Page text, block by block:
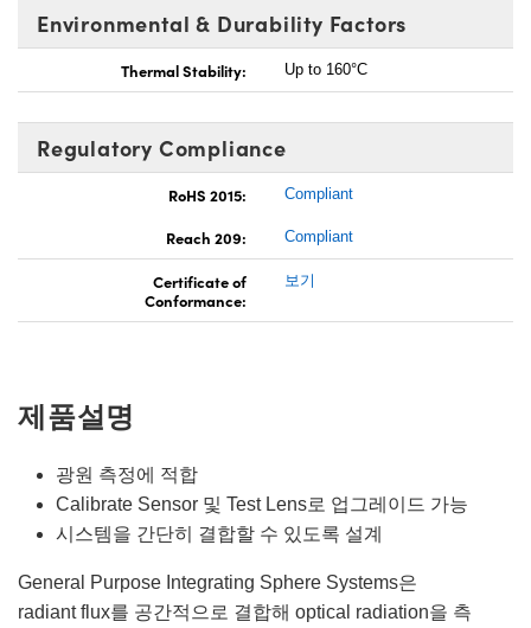
Environmental & Durability Factors
Thermal Stability: Up to 160°C
Regulatory Compliance
RoHS 2015: Compliant
Reach 209: Compliant
Certificate of
Conformance:
보기
제품설명
광원 측정에 적합
Calibrate Sensor 및 Test Lens로 업그레이드 가능
시스템을 간단히 결합할 수 있도록 설계
General Purpose Integrating Sphere Systems은
radiant flux를 공간적으로 결합해 optical radiation을 측